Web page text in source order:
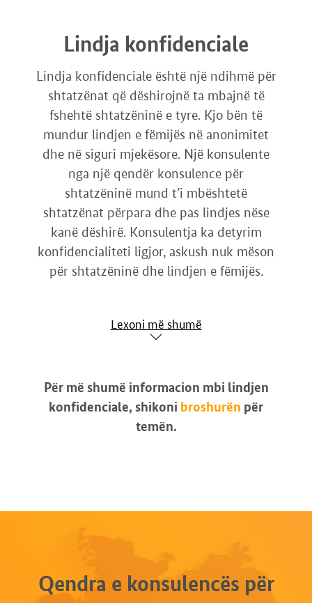
Lindja konfidenciale
Lindja konfidenciale është një ndihmë për
shtatzënat që dëshirojnë ta mbajnë të
fshehtë shtatzëninë e tyre. Kjo bën të
mundur lindjen e fëmijës në anonimitet
dhe në siguri mjekësore. Një konsulente
nga një qendër konsulence për
shtatzëninë mund t’i mbështetë
shtatzënat përpara dhe pas lindjes nëse
kanë dëshirë. Konsulentja ka detyrim
konfidencialiteti ligjor, askush nuk mëson
për shtatzëninë dhe lindjen e fëmijës.
Lexoni më shumë
Për më shumë informacion mbi lindjen
konfidenciale, shikoni broshurën për
temën.
Qendra e konsulencës për